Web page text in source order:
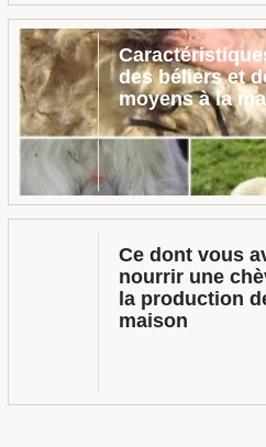
des béliers et
moyens à la
Ce dont vous
nourrir une
la production
maison